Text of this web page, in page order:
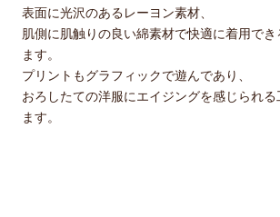
表面に光沢のあるレーヨン素材、
肌側に肌触りの良い綿素材で快適に着用で
ます。
プリントもグラフィックで遊んであり、
おろしたての洋服にエイジングを感じられる
ます。